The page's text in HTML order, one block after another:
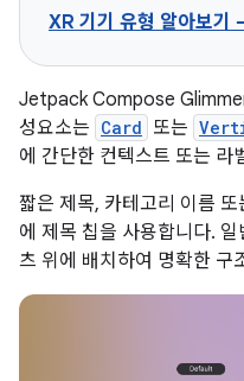
XR 기기 유형 알아보
Jetpack Compose
성요소는 Card 또는
에 간단한 컨텍스트 또는 라
짧은 제목, 카테고리 이름
에 제목 칩을 사용합니다.
츠 위에 배치하여 명확한 구